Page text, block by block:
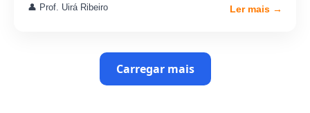
👤 Prof. Uirá Ribeiro Ler mais →
Carregar mais